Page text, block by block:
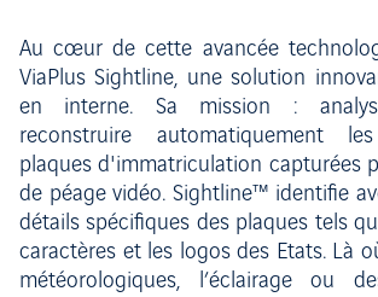
Au cœur de cette avancée
ViaPlus Sightline, une solution
en interne. Sa mission :
reconstruire automatiquement
plaques d'immatriculation capturées
de péage vidéo. Sightline™ identifie
détails spécifiques des plaques tels
caractères et les logos des Etats. Là
météorologiques, l’éclairage ou